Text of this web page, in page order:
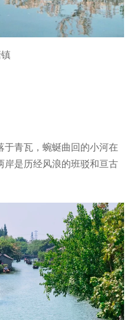
青瓦，蜿蜒曲回的小河在
是历经风浪的班驳和亘古